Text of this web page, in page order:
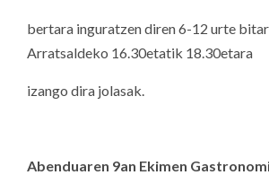
bertara inguratzen diren 6-12 urte
Arratsaldeko 16.30etatik 18.30etara
izango dira jolasak.
Abenduaren 9an Ekimen